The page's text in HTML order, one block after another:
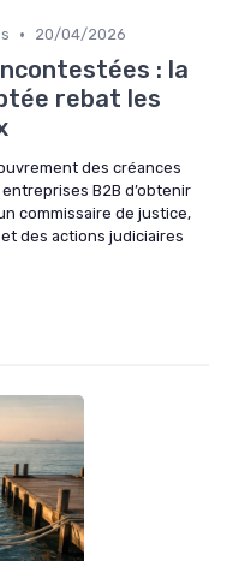
• 20/04/2026
: la
rebat les
des créances
B2B d’obtenir
commissaire de justice,
des actions judiciaires